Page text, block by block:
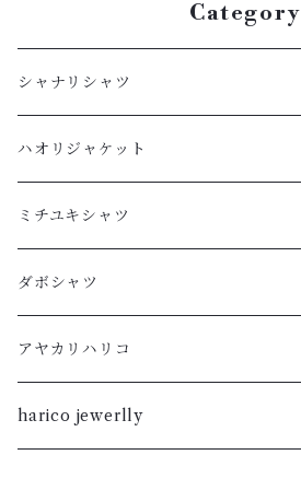
Category
シャナリシャツ
長袖
XL
L
半袖
XL
L
ハオリジャケット
L
M
S
ミチユキシャツ
L
M
S
ダボシャツ
柿渋
XL
暮染
アヤカリハリコ
harico jewerlly